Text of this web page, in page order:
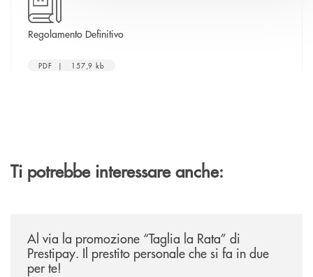
Regolamento Definitivoapre una nuova finestra
PDF | 157,9 kb
Ti potrebbe interessare anche:
Al via la promozione “Taglia la Rata” di
Prestipay. Il prestito personale che si fa in due
per te!